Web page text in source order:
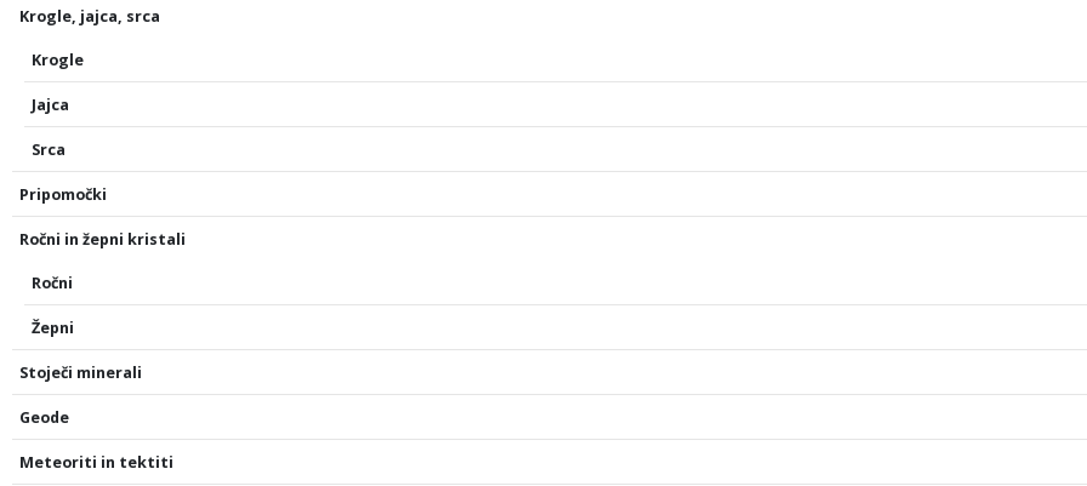
Krogle, jajca, srca
Krogle
Jajca
Srca
Pripomočki
Ročni in žepni kristali
Ročni
Žepni
Stoječi minerali
Geode
Meteoriti in tektiti